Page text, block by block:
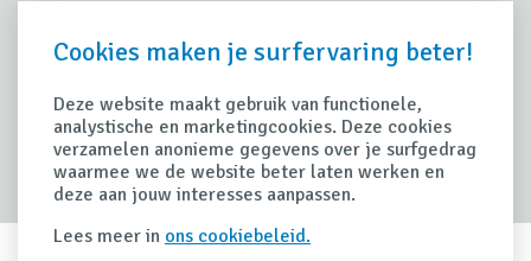
Tips
Handige tips
Contacteer ons
afspraak
Schade
Schade
aangeven
Cookies maken je surfervaring beter!
Deze website maakt gebruik van functionele,
analystische en marketingcookies. Deze cookies
verzamelen anonieme gegevens over je surfgedrag
waarmee we de website beter laten werken en
deze aan jouw interesses aanpassen.
Lees meer in ons cookiebeleid.